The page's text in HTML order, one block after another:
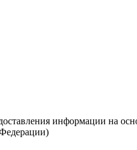
информации на